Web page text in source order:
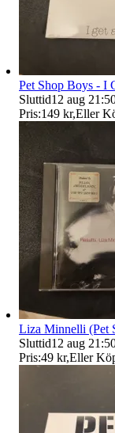
Pet Shop Boys - I
Sluttid12 aug
Pris:149 kr,Eller
Liza Minnelli (Pet
Sluttid12 aug
Pris:49 kr,Eller